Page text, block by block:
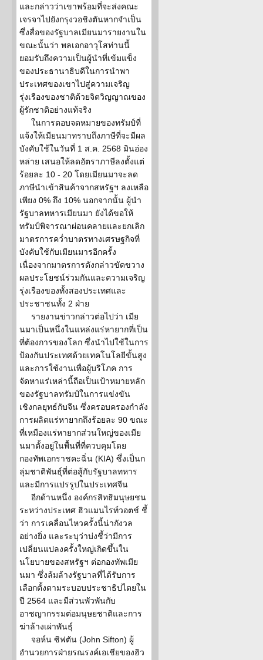
และกล่าวว่าเขาพร้อมที่จะส่งคณะ
เจรจาไปยังกรุงวอชิงตันหากจำเป็น
ซึ่งสื่อของรัฐบาลเมียนมารายงานใน
ขณะนั้นว่า พลเอกอาวุโสท่านนี้
ยอมรับถึงความเป็นผู้นำที่เข้มแข็ง
ของประธานาธิบดีในการนำพา
ประเทศของเขาไปสู่ความเจริญ
รุ่งเรืองของชาติด้วยจิตวิญญาณของ
ผู้รักชาติอย่างแท้จริง
ในการตอบจดหมายของทรัมป์ที่
แจ้งให้เมียนมาทราบถึงภาษีที่จะมีผล
บังคับใช้ในวันที่ 1 ส.ค. 2568 มินอ่อง
หล่าย เสนอให้ลดอัตราภาษีลงตั้งแต่
ร้อยละ 10 - 20 โดยเมียนมาจะลด
ภาษีนำเข้าสินค้าจากสหรัฐฯ ลงเหลือ
เพียง 0% ถึง 10% นอกจากนั้น ผู้นำ
รัฐบาลทหารเมียนมา ยังได้ขอให้
ทรัมป์พิจารณาผ่อนคลายและยกเลิก
มาตรการคว่ำบาตรทางเศรษฐกิจที่
บังคับใช้กับเมียนมารอีกครั้ง
เนื่องจากมาตรการดังกล่าวขัดขวาง
ผลประโยชน์ร่วมกันและความเจริญ
รุ่งเรืองของทั้งสองประเทศและ
ประชาชนทั้ง 2 ฝ่าย
รายงานข่าวกล่าวต่อไปว่า เมีย
นมาเป็นหนึ่งในแหล่งแร่หายากที่เป็น
ที่ต้องการของโลก ซึ่งนำไปใช้ในการ
ป้องกันประเทศด้วยเทคโนโลยีขั้นสูง
และการใช้งานเพื่อผู้บริโภค การ
จัดหาแร่เหล่านี้ถือเป็นเป้าหมายหลัก
ของรัฐบาลทรัมป์ในการแข่งขัน
เชิงกลยุทธ์กับจีน ซึ่งครอบครองกำลัง
การผลิตแร่หายากถึงร้อยละ 90 ขณะ
ที่เหมืองแร่หายากส่วนใหญ่ของเมีย
นมาตั้งอยู่ในพื้นที่ที่ควบคุมโดย
กองทัพเอกราชคะฉิ่น (KIA) ซึ่งเป็นก
ลุ่มชาติพันธุ์ที่ต่อสู้กับรัฐบาลทหาร
และมีการแปรรูปในประเทศจีน
อีกด้านหนึ่ง องค์กรสิทธิมนุษยชน
ระหว่างประเทศ ฮิวแมนไรท์วอตช์ ชี้
ว่า การเคลื่อนไหวครั้งนี้น่ากังวล
อย่างยิ่ง และระบุว่าบ่งชี้ว่ามีการ
เปลี่ยนแปลงครั้งใหญ่เกิดขึ้นใน
นโยบายของสหรัฐฯ ต่อกองทัพเมีย
นมา ซึ่งล้มล้างรัฐบาลที่ได้รับการ
เลือกตั้งตามระบอบประชาธิปไตยใน
ปี 2564 และมีส่วนพัวพันกับ
อาชญากรรมต่อมนุษยชาติและการ
ฆ่าล้างเผ่าพันธุ์
จอห์น ซิฟตัน (John Sifton) ผู้
อำนวยการฝ่ายรณรงค์เอเชียของฮิว